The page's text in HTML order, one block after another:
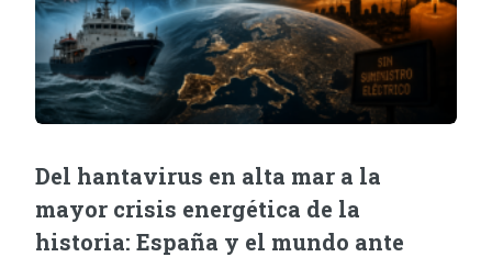
Del hantavirus en alta mar a la
mayor crisis energética de la
historia: España y el mundo ante